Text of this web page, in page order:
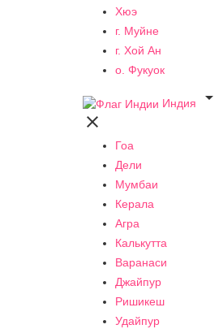
Хюэ
г. Муйне
г. Хой Ан
о. Фукуок
Индия


Гоа
Дели
Мумбаи
Керала
Агра
Калькутта
Варанаси
Джайпур
Ришикеш
Удайпур